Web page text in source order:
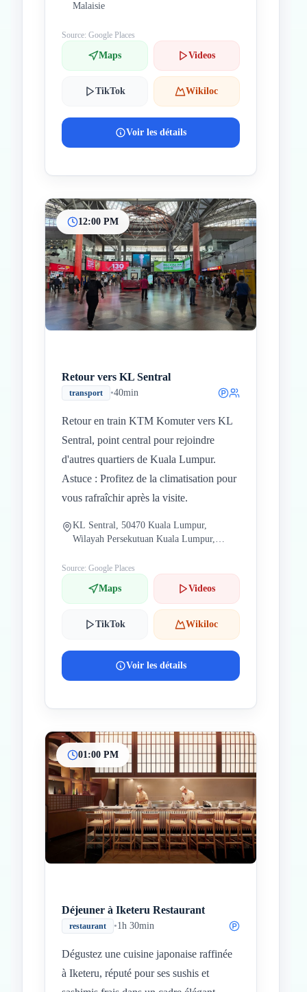
Malaisie
Source: Google Places
Maps Videos
TikTok Wikiloc
Voir les détails
12:00 PM
Retour vers KL Sentral
transport •40min
Retour en train KTM Komuter vers KL
Sentral, point central pour rejoindre
d'autres quartiers de Kuala Lumpur.
Astuce : Profitez de la climatisation pour
vous rafraîchir après la visite.
KL Sentral, 50470 Kuala Lumpur,
Wilayah Persekutuan Kuala Lumpur,
Source: Google Places
Maps Videos
TikTok Wikiloc
Voir les détails
01:00 PM
Déjeuner à Iketeru Restaurant
restaurant •1h 30min
Dégustez une cuisine japonaise raffinée
à Iketeru, réputé pour ses sushis et